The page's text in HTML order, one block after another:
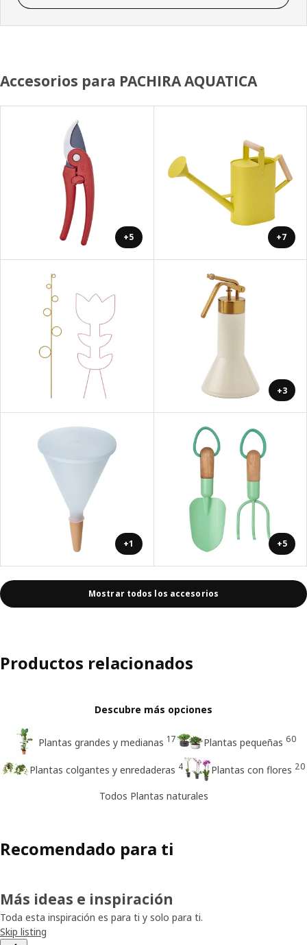
Accesorios para PACHIRA AQUATICA
+5 +7
+3
+1 +5
Mostrar todos los accesorios
Productos relacionados
Descubre más opciones
Plantas grandes y medianas 17 Plantas pequeñas 60
Plantas colgantes y enredaderas 4 Plantas con flores 20
Todos Plantas naturales
Recomendado para ti
Más ideas e inspiración
Toda esta inspiración es para ti y solo para ti.
Skip listing